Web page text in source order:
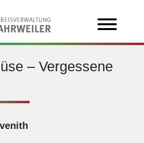
– Vergessene